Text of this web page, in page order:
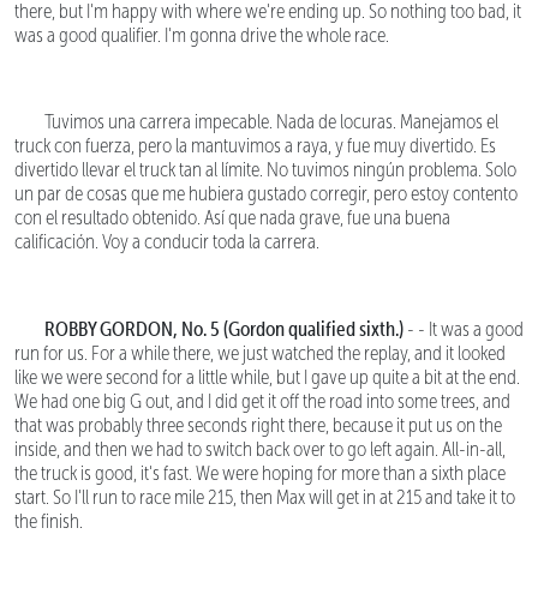
there, but I'm happy with where we're ending up. So nothing too bad, it
was a good qualifier. I'm gonna drive the whole race.
Tuvimos una carrera impecable. Nada de locuras. Manejamos el
truck con fuerza, pero la mantuvimos a raya, y fue muy divertido. Es
divertido llevar el truck tan al límite. No tuvimos ningún problema. Solo
un par de cosas que me hubiera gustado corregir, pero estoy contento
con el resultado obtenido. Así que nada grave, fue una buena
calificación. Voy a conducir toda la carrera.
ROBBY GORDON, No. 5 (Gordon qualified sixth.) - - It was a good
run for us. For a while there, we just watched the replay, and it looked
like we were second for a little while, but I gave up quite a bit at the end.
We had one big G out, and I did get it off the road into some trees, and
that was probably three seconds right there, because it put us on the
inside, and then we had to switch back over to go left again. All-in-all,
the truck is good, it's fast. We were hoping for more than a sixth place
start. So I'll run to race mile 215, then Max will get in at 215 and take it to
the finish.